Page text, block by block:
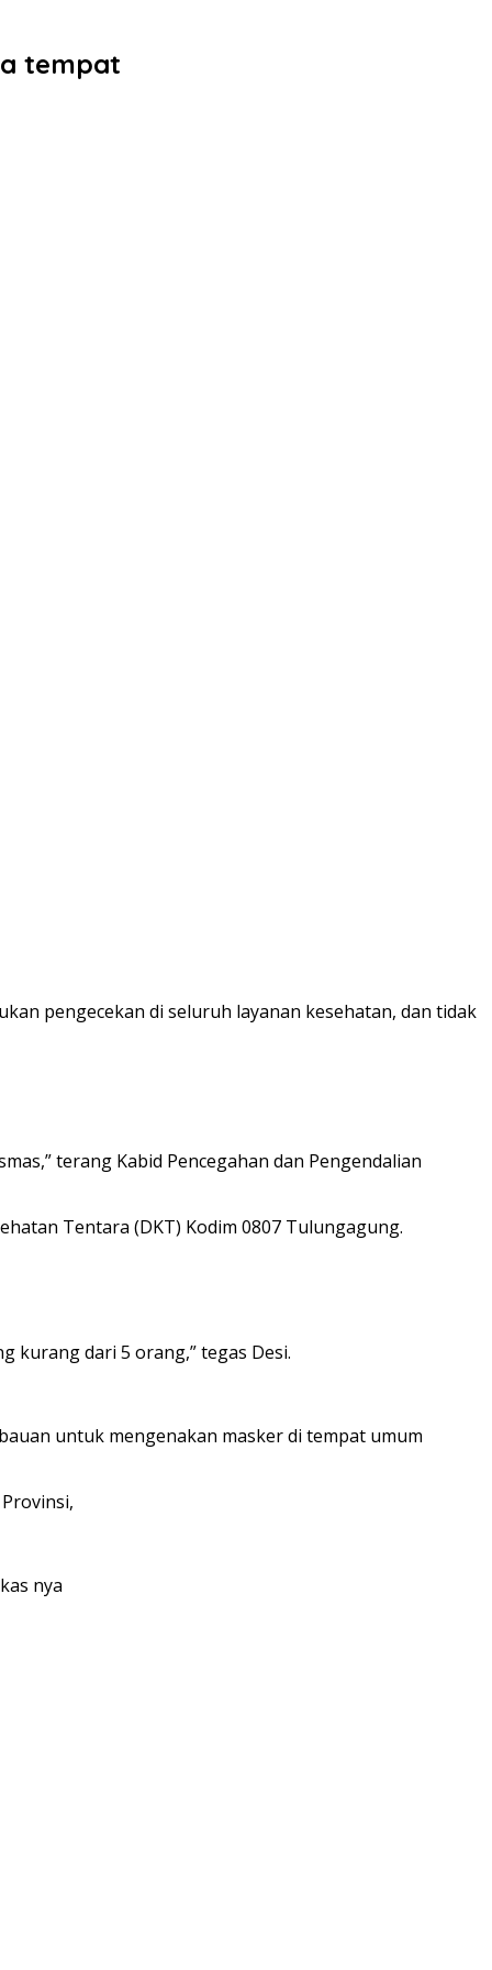
tempat
pengecekan di seluruh layanan kesehatan, dan tidak
terang Kabid Pencegahan dan Pengendalian
Tentara (DKT) Kodim 0807 Tulungagung.
kurang dari 5 orang,” tegas Desi.
untuk mengenakan masker di tempat umum
nya